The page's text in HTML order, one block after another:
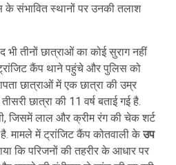
के संभावित स्थानों पर उनकी तलाश
भी तीनों छात्राओं का कोई सुराग नहीं
कैंप थाने पहुंचे और पुलिस को
छात्राओं में एक छात्रा की उम्र
छात्रा की 11 वर्ष बताई गई है.
जिसमें लाल और क्रीम रंग की चेक शर्ट
मामले में ट्रांजिट कैंप कोतवाली केउप
कि परिजनों की तहरीर के आधार पर